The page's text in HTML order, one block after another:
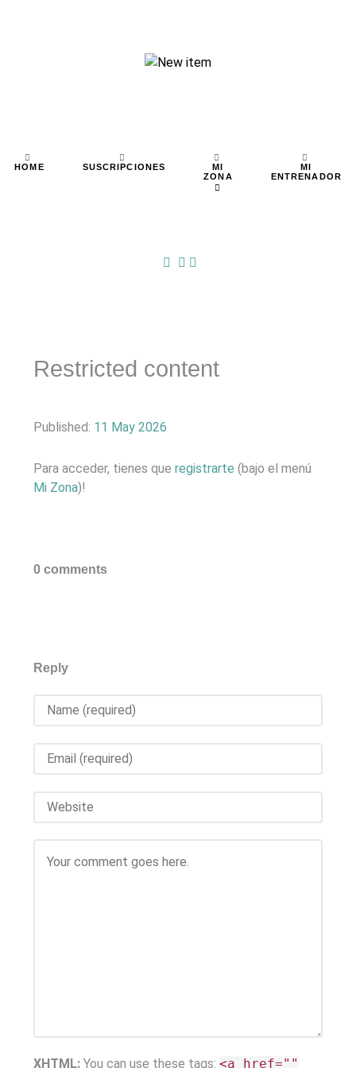
HOME SUSCRIPCIONES
MI
ZONA
MI
ENTRENADOR
Restricted content
Published: 11 May 2026
Para acceder, tienes que registrarte (bajo el menú
Mi Zona)!
0 comments
Reply
XHTML: You can use these tags: <a href=""